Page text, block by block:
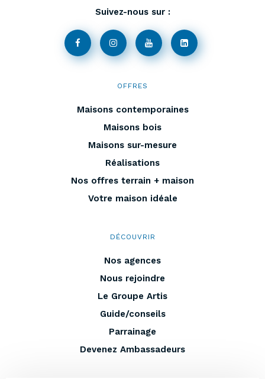
Suivez-nous sur :
OFFRES
Maisons contemporaines
Maisons bois
Maisons sur-mesure
Réalisations
Nos offres terrain + maison
Votre maison idéale
DÉCOUVRIR
Nos agences
Nous rejoindre
Le Groupe Artis
Guide/conseils
Parrainage
Devenez Ambassadeurs